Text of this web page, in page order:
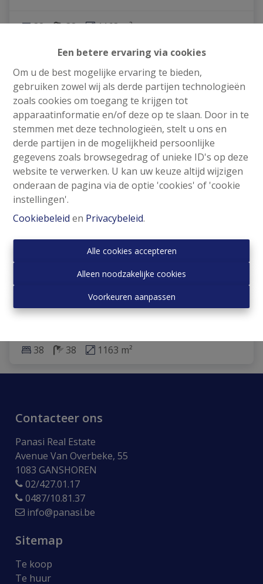
Een betere ervaring via cookies
Om u de best mogelijke ervaring te bieden,
gebruiken zowel wij als derde partijen technologieën
zoals cookies om toegang te krijgen tot
apparaatinformatie en/of deze op te slaan. Door in te
stemmen met deze technologieën, stelt u ons en
derde partijen in de mogelijkheid persoonlijke
gegevens zoals browsegedrag of unieke ID's op deze
website te verwerken. U kan uw keuze altijd wijzigen
onderaan de pagina via de optie 'cookies' of 'cookie
instellingen'.
Cookiebeleid en Privacybeleid.
Alle cookies accepteren
Alleen noodzakelijke cookies
Voorkeuren aanpassen
38 38 1163 m²
Appartementsgebouw
Rue François-Joseph Navez 165-167, 1030
€ 2.350.000
38 38 1163 m²
Contacteer ons
Panasi Real Estate
Avenue Van Overbeke, 55
1083 GANSHOREN
02/427.01.17
0487/10.81.37
info@panasi.be
Sitemap
Te koop
Te huur